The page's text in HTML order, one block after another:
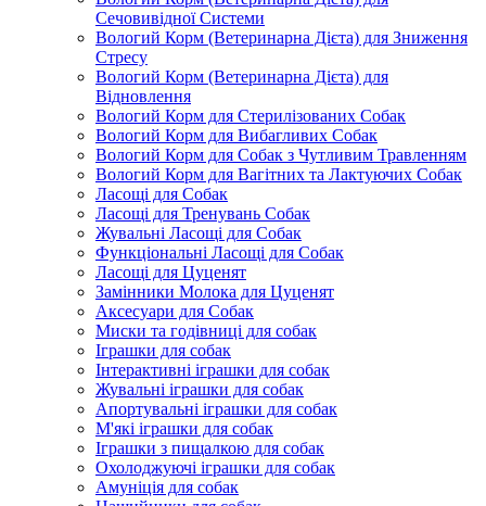
Сечовивідної Системи
Вологий Корм (Ветеринарна Дієта) для Зниження
Стресу
Вологий Корм (Ветеринарна Дієта) для
Відновлення
Вологий Корм для Стерилізованих Собак
Вологий Корм для Вибагливих Собак
Вологий Корм для Собак з Чутливим Травленням
Вологий Корм для Вагітних та Лактуючих Собак
Ласощі для Собак
Ласощі для Тренувань Собак
Жувальні Ласощі для Собак
Функціональні Ласощі для Собак
Ласощі для Цуценят
Замінники Молока для Цуценят
Аксесуари для Собак
Миски та годівниці для собак
Іграшки для собак
Інтерактивні іграшки для собак
Жувальні іграшки для собак
Апортувальні іграшки для собак
М'які іграшки для собак
Іграшки з пищалкою для собак
Охолоджуючі іграшки для собак
Амуніція для собак